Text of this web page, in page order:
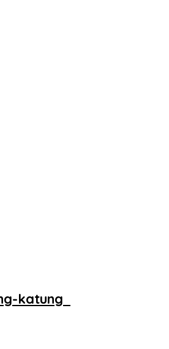
katung